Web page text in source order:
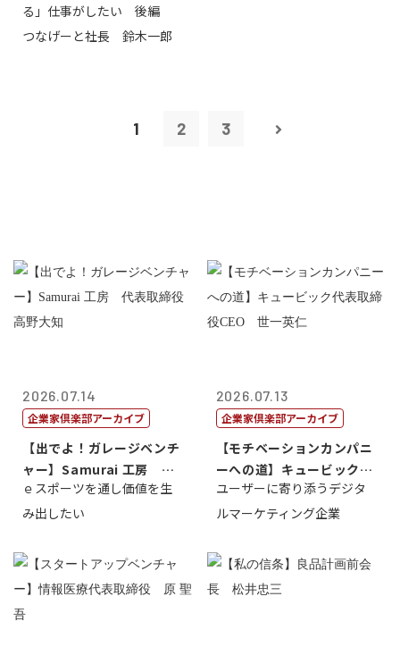
る」仕事がしたい 後編
つなげーと社長 鈴木一郎
1 2 3
2026.07.14
企業家倶楽部アーカイブ
【出でよ！ガレージベンチ
ャー】Samurai 工房 代
表取締...
ｅスポーツを通し価値を生
み出したい
2026.07.13
企業家倶楽部アーカイブ
【モチベーションカンパニ
ーへの道】キュービック代
表取締役CE...
ユーザーに寄り添うデジタ
ルマーケティング企業